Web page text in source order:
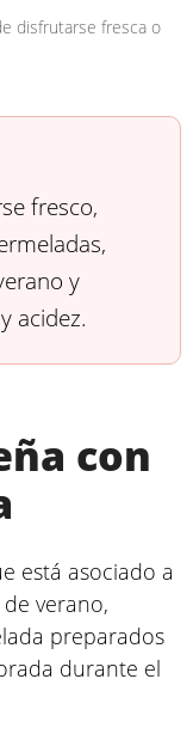
disfrutarse fresca o
fresco,
y
acidez.
con
está asociado a
verano,
preparados
durante el